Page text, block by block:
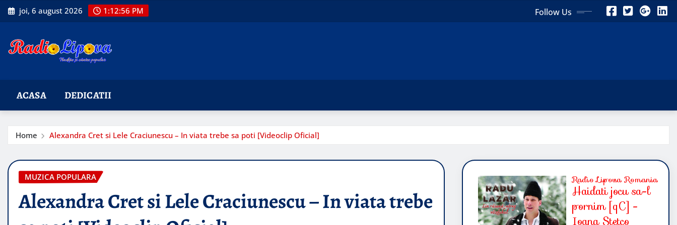
Skip
to
joi, 6 august 2026 1:12:57 PM Follow Us
ACASA DEDICATII
Home Alexandra Cret si Lele Craciunescu – In viata trebe sa poti [Videoclip Oficial]
MUZICA POPULARA
Alexandra Cret si Lele Craciunescu – In viata trebe